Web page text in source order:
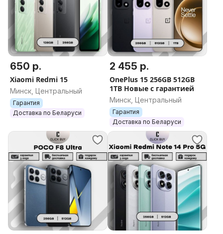
650 р.
Xiaomi Redmi 15
Минск, Центральный
Гарантия
Доставка по Беларуси
2 455 р.
OnePlus 15 256GB 512GB
1TB Новые с гарантией
Минск, Центральный
Гарантия
Доставка по Беларуси